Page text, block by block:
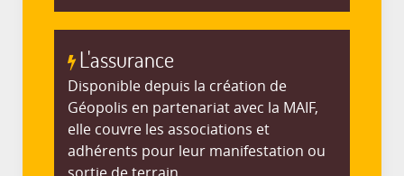
L'assurance
Disponible depuis la création de
Géopolis en partenariat avec la MAIF,
elle couvre les associations et
adhérents pour leur manifestation ou
sortie de terrain.